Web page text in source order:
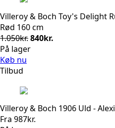
Villeroy & Boch Toy's Delight
Rød 160 cm
1.050kr.Den
oprindelige
840kr.
På lager
Køb nu
Tilbud
Villeroy & Boch 1906 Uld -
Fra 987kr.